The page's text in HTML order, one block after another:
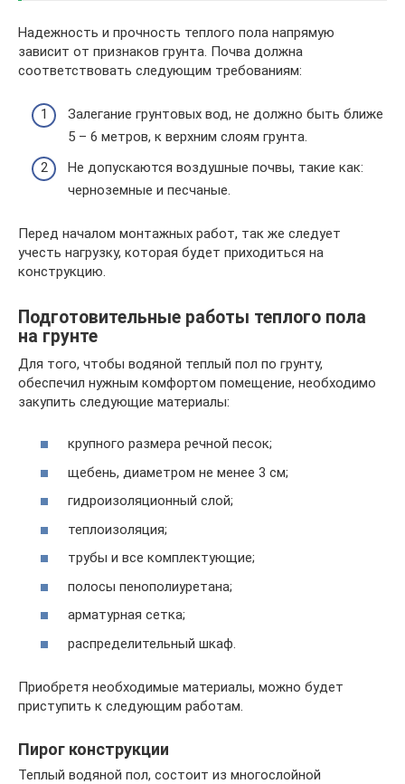
Надежность и прочность теплого пола напрямую
зависит от признаков грунта. Почва должна
соответствовать следующим требованиям:
Залегание грунтовых вод, не должно быть ближе
5 – 6 метров, к верхним слоям грунта.
Не допускаются воздушные почвы, такие как:
черноземные и песчаные.
Перед началом монтажных работ, так же следует
учесть нагрузку, которая будет приходиться на
конструкцию.
Подготовительные работы теплого пола
на грунте
Для того, чтобы водяной теплый пол по грунту,
обеспечил нужным комфортом помещение, необходимо
закупить следующие материалы:
крупного размера речной песок;
щебень, диаметром не менее 3 см;
гидроизоляционный слой;
теплоизоляция;
трубы и все комплектующие;
полосы пенополиуретана;
арматурная сетка;
распределительный шкаф.
Приобретя необходимые материалы, можно будет
приступить к следующим работам.
Пирог конструкции
Теплый водяной пол, состоит из многослойной